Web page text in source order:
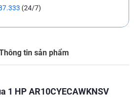
(24/7)
tin sản phẩm
1 HP AR10CYECAWKNSV